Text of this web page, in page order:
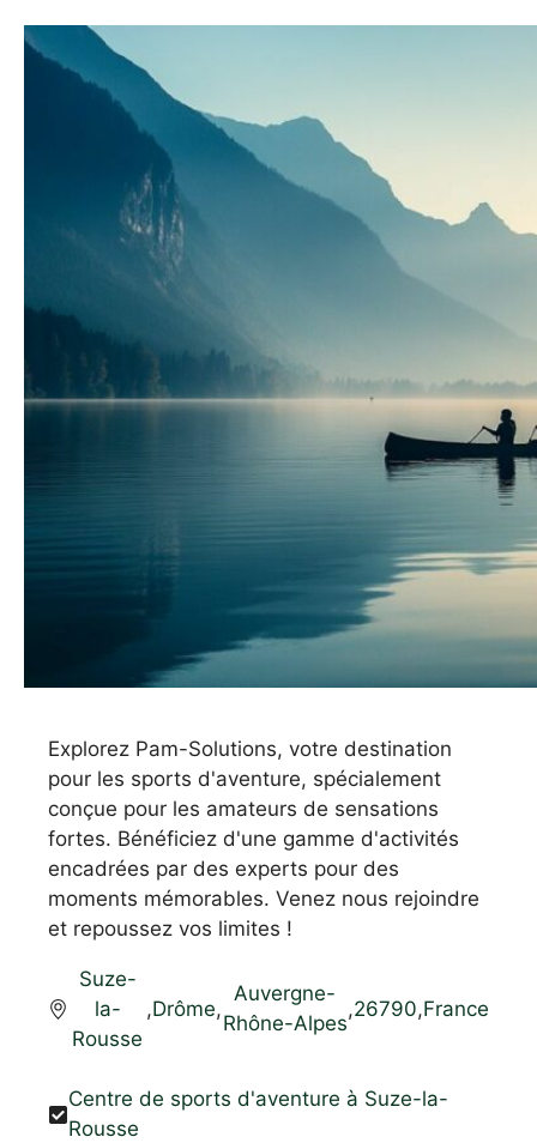
Explorez Pam-Solutions, votre destination
pour les sports d'aventure, spécialement
conçue pour les amateurs de sensations
fortes. Bénéficiez d'une gamme d'activités
encadrées par des experts pour des
moments mémorables. Venez nous rejoindre
et repoussez vos limites !
Suze-
la-
Rousse
,Drôme,
Auvergne-
Rhône-Alpes
,26790,France
Centre de sports d'aventure à Suze-la-
Rousse